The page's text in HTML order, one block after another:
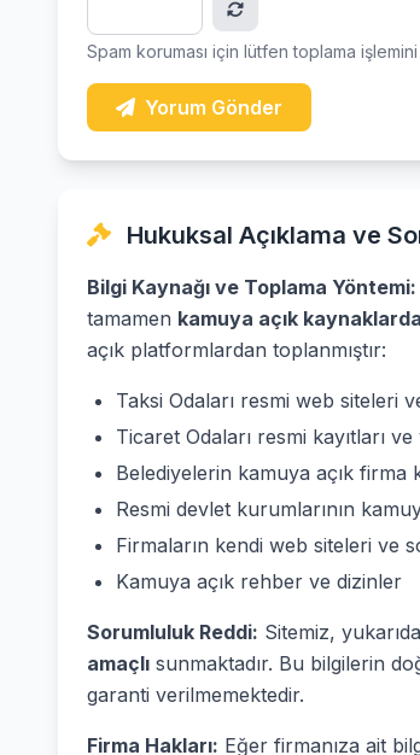
Spam koruması için lütfen toplama işlemini
Yorum Gönder
Hukuksal Açıklama ve
Bilgi Kaynağı ve Toplama Yöntemi:
tamamen kamuya açık
açık platformlardan toplanmıştır:
Taksi Odaları resmi web siteleri
Ticaret Odaları resmi kayıtları
Belediyelerin kamuya açık firma
Resmi devlet kurumlarının
Firmaların kendi web siteleri ve
Kamuya açık rehber ve dizinler
Sorumluluk Reddi: Sitemiz,
amaçlı sunmaktadır. Bu bilgilerin
garanti verilmemektedir.
Firma Hakları: Eğer firmanıza ait